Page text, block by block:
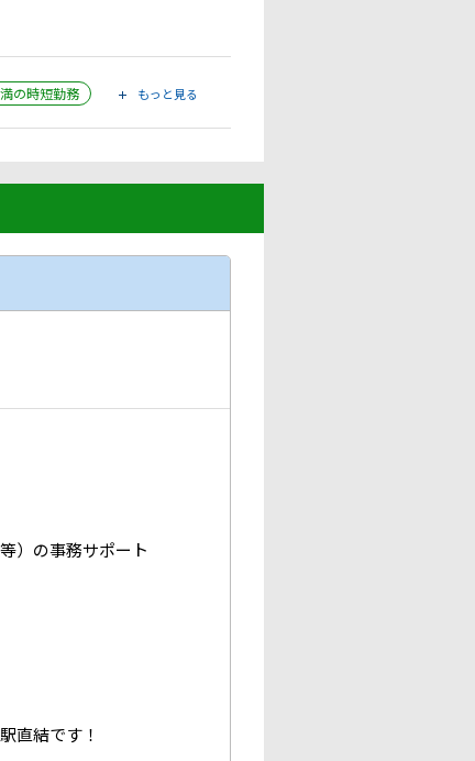
の時短勤務 もっと見る
）の事務サポート
直結です！